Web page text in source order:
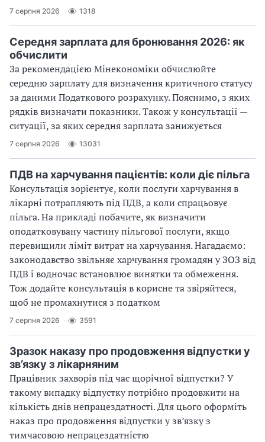
7 серпня 2026 1318
Середня зарплата для бронювання 2026: як
обчислити
За рекомендацією Мінекономіки обчислюйте
середню зарплату для визначення критичного статусу
за даними Податкового розрахунку. Пояснимо, з яких
рядків визначати показники. Також у консультації —
ситуації, за яких середня зарплата занижується
7 серпня 2026 13031
ПДВ на харчування пацієнтів: коли діє пільга
Консультація зорієнтує, коли послуги харчування в
лікарні потрапляють під ПДВ, а коли спрацьовує
пільга. На прикладі побачите, як визначити
оподатковувану частину пільгової послуги, якщо
перевищили ліміт витрат на харчування. Нагадаємо:
законодавство звільняє харчування громадян у ЗОЗ від
ПДВ і водночас встановлює винятки та обмеження.
Тож додайте консультація в корисне та звіряйтеся,
щоб не промахнутися з податком
7 серпня 2026 3591
Зразок наказу про продовження відпустки у
зв’язку з лікарняним
Працівник захворів під час щорічної відпустки? У
такому випадку відпустку потрібно продовжити на
кількість днів непрацездатності. Для цього оформіть
наказ про продовження відпустки у зв’язку з
тимчасовою непрацездатністю